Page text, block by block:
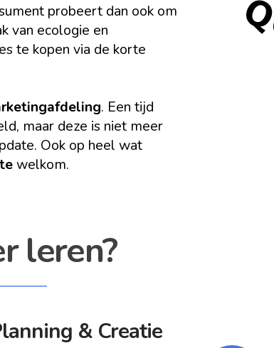
probeert dan ook om
van ecologie en
te kopen via de korte
. Een tijd
maar deze is niet meer
Ook op heel wat
welkom.
leren?
& Creatie